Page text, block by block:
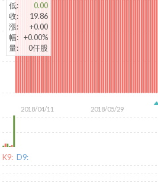
2018/04/11 2018/05/29
低:
0.00
收:
19.86
漲:
+0.00
幅: +0.00%
量: 0仟股
K9: D9: